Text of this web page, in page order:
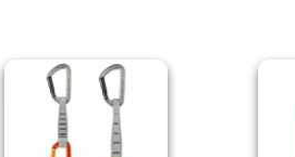
Kortslynge for sportsklatring - SPIRIT